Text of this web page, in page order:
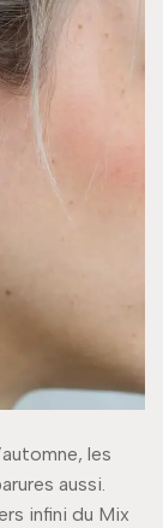
les
aussi.
infini du Mix